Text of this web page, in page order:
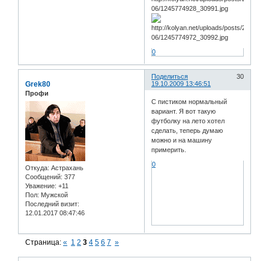
0
Поделиться
30
19.10.2009 13:46:51
Grek80
Профи
Откуда: Астрахань
Сообщений: 377
Уважение: +11
Пол: Мужской
Последний визит:
12.01.2017 08:47:46
С пистиком нормальный
вариант. Я вот такую
футболку на лето хотел
сделать, теперь думаю
можно и на машину
примерить.
0
Страница:« 1 2 3 4 5 6 7 »